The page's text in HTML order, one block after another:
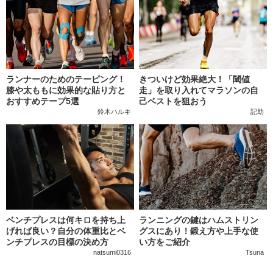
ランナーのためのテーピング！
膝や太ももに効果的な貼り方と
おすすめテープ5選
鈴木ハルキ
きついけど効果絶大！「閾値
走」を取り入れてマラソンの自
己ベストを狙おう
記助
ベンチプレスは何キロを持ち上
げれば良い？自分の体重比とベ
ンチプレスの目標の決め方
natsumi0316
ランニングの鍵はハムストリン
グスにあり！鍛え方や上手な使
い方をご紹介
Tsuna